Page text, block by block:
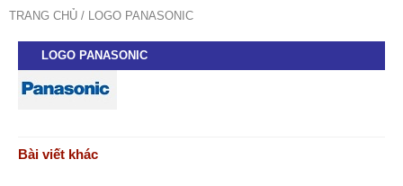
TRANG CHỦ LOGO PANASONIC
LOGO PANASONIC
Bài viết khác